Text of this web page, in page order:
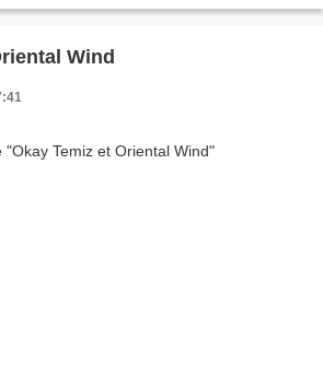
Wind